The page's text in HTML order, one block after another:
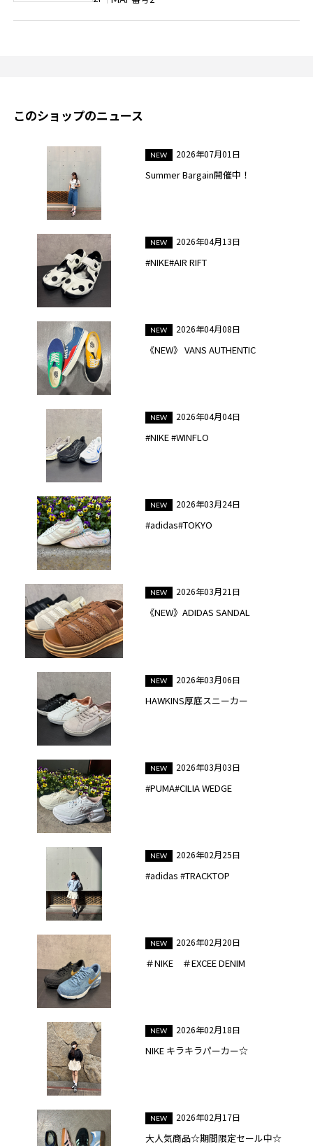
このショップのニュース
2026年07月01日
Summer Bargain開催中！
2026年04月13日
#NIKE#AIR RIFT
2026年04月08日
《NEW》 VANS AUTHENTIC
2026年04月04日
#NIKE #WINFLO
2026年03月24日
#adidas#TOKYO
2026年03月21日
《NEW》ADIDAS SANDAL
2026年03月06日
HAWKINS厚底スニーカー
2026年03月03日
#PUMA#CILIA WEDGE
2026年02月25日
#adidas #TRACKTOP
2026年02月20日
＃NIKE ＃EXCEE DENIM
2026年02月18日
NIKE キラキラパーカー☆
2026年02月17日
大人気商品☆期間限定セール中☆